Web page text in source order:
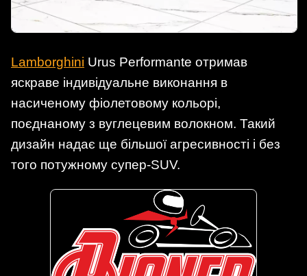
Lamborghini Urus Performante отримав
яскраве індивідуальне виконання в
насиченому фіолетовому кольорі,
поєднаному з вуглецевим волокном. Такий
дизайн надає ще більшої агресивності і без
того потужному супер-SUV.